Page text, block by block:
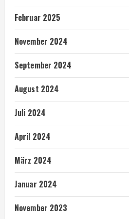
Februar 2025
November 2024
September 2024
August 2024
Juli 2024
April 2024
März 2024
Januar 2024
November 2023